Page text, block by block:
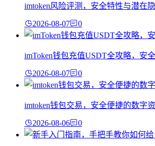
imtoken风险评测，安全特性与潜在
2026-08-07 0
imToken钱包充值USDT全攻略，安
2026-08-07 0
imtoken钱包交易，安全便捷的数字
2026-08-06 0